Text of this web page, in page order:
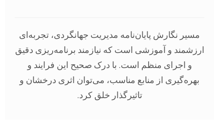
مسیر نگارش پایان‌نامه مدیریت جهانگردی، تجربه‌ای
ارزشمند و آموزشی است که نیازمند برنامه‌ریزی دقیق
و اجرای منظم است. با درک صحیح این فرایند و
بهره‌گیری از منابع مناسب، می‌توان اثری درخشان و
تاثیرگذار خلق کرد.